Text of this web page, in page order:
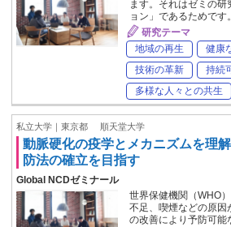
ます。それはゼミの
ョン」であるためで
研究テーマ
地域の再生
健康
技術の革新
持続
多様な人々との共生
私立大学｜東京都 順天堂大学
動脈硬化の疫学とメカニズムを理
防法の確立を目指す
Global NCDゼミナール
世界保健機関（WHO
不足、喫煙などの原因
の改善により予防可